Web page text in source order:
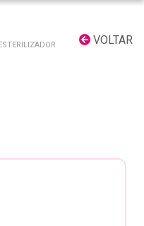
VOLTAR